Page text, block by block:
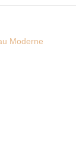
Moderne